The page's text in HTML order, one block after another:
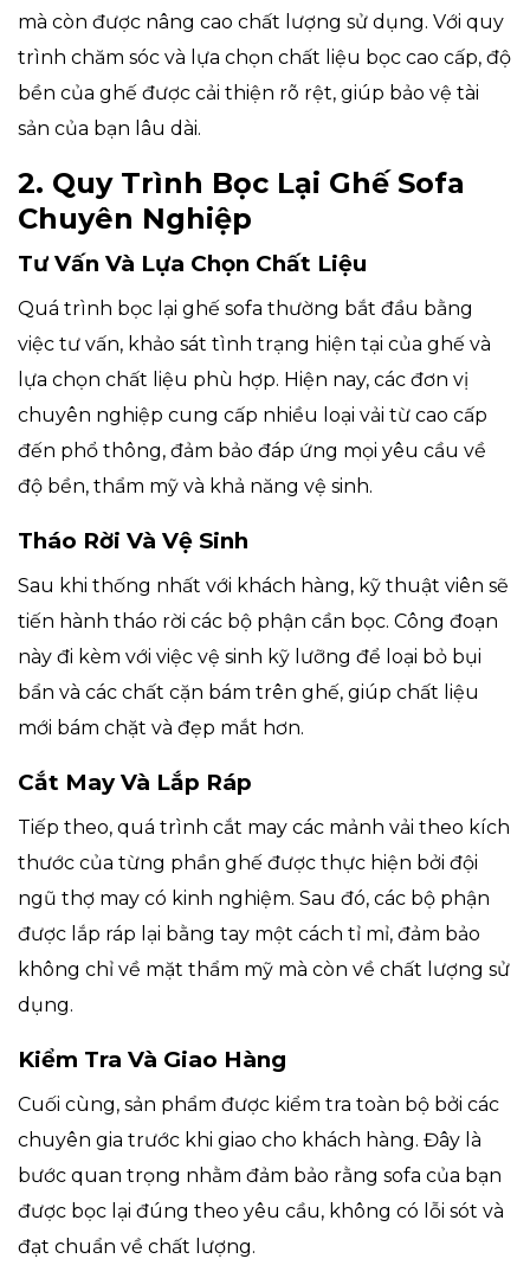
mà còn được nâng cao chất lượng sử dụng. Với quy
trình chăm sóc và lựa chọn chất liệu bọc cao cấp, độ
bền của ghế được cải thiện rõ rệt, giúp bảo vệ tài
sản của bạn lâu dài.
2. Quy Trình Bọc Lại Ghế Sofa
Chuyên Nghiệp
Tư Vấn Và Lựa Chọn Chất Liệu
Quá trình bọc lại ghế sofa thường bắt đầu bằng
việc tư vấn, khảo sát tình trạng hiện tại của ghế và
lựa chọn chất liệu phù hợp. Hiện nay, các đơn vị
chuyên nghiệp cung cấp nhiều loại vải từ cao cấp
đến phổ thông, đảm bảo đáp ứng mọi yêu cầu về
độ bền, thẩm mỹ và khả năng vệ sinh.
Tháo Rời Và Vệ Sinh
Sau khi thống nhất với khách hàng, kỹ thuật viên sẽ
tiến hành tháo rời các bộ phận cần bọc. Công đoạn
này đi kèm với việc vệ sinh kỹ lưỡng để loại bỏ bụi
bẩn và các chất cặn bám trên ghế, giúp chất liệu
mới bám chặt và đẹp mắt hơn.
Cắt May Và Lắp Ráp
Tiếp theo, quá trình cắt may các mảnh vải theo kích
thước của từng phần ghế được thực hiện bởi đội
ngũ thợ may có kinh nghiệm. Sau đó, các bộ phận
được lắp ráp lại bằng tay một cách tỉ mỉ, đảm bảo
không chỉ về mặt thẩm mỹ mà còn về chất lượng sử
dụng.
Kiểm Tra Và Giao Hàng
Cuối cùng, sản phẩm được kiểm tra toàn bộ bởi các
chuyên gia trước khi giao cho khách hàng. Đây là
bước quan trọng nhằm đảm bảo rằng sofa của bạn
được bọc lại đúng theo yêu cầu, không có lỗi sót và
đạt chuẩn về chất lượng.